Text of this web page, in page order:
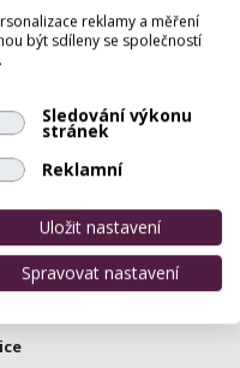
Lab MeTime nabízí
péči a depilace nebo
Trnková
Praha
kadeřnictví,
účesy, líčení,
vyplne vrasek,
reklamy a měření
být sdíleny se společností
.
Sledování výkonu
stránek
Reklamní
Uložit nastavení
Spravovat nastavení